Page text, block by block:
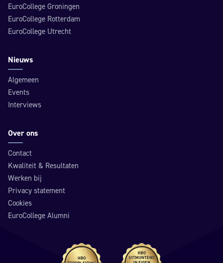
EuroCollege Groningen
EuroCollege Rotterdam
EuroCollege Utrecht
Nieuws
Algemeen
Events
Interviews
Over ons
Contact
Kwaliteit & Resultaten
Werken bij
Privacy statement
Cookies
EuroCollege Alumni